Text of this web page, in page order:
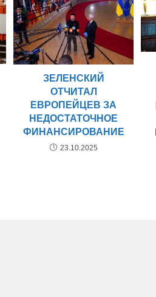
ЗЕЛЕНСКИЙ
ОТЧИТАЛ
ЕВРОПЕЙЦЕВ ЗА
НЕДОСТАТОЧНОЕ
ФИНАНСИРОВАНИЕ
23.10.2025